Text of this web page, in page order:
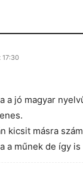
17:30
a jó magyar
kicsit másra
a műnek de így